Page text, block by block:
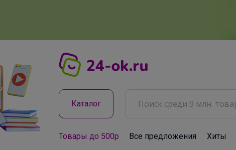
Каталог
Товары до 500р Все предложения Хиты